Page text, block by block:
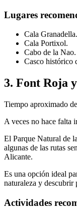
Lugares
Cala Granadella.
Cala Portixol.
Cabo de la Nao.
Casco histórico
3. Font Roja
Tiempo aproximado
A veces no hace falta
El Parque Natural de
algunas de las rutas
Alicante.
Es una opción ideal
naturaleza y descubrir
Actividades